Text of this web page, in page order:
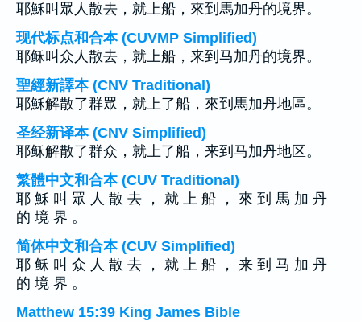
耶穌叫眾人散去，就上船，來到馬加丹的境界。
现代标点和合本 (CUVMP Simplified)
耶稣叫众人散去，就上船，来到马加丹的境界。
聖經新譯本 (CNV Traditional)
耶穌解散了群眾，就上了船，來到馬加丹地區。
圣经新译本 (CNV Simplified)
耶稣解散了群众，就上了船，来到马加丹地区。
繁體中文和合本 (CUV Traditional)
耶 穌 叫 眾 人 散 去 ， 就 上 船 ， 來 到 馬 加 丹
的 境 界 。
简体中文和合本 (CUV Simplified)
耶 稣 叫 众 人 散 去 ， 就 上 船 ， 来 到 马 加 丹
的 境 界 。
Matthew 15:39 King James Bible